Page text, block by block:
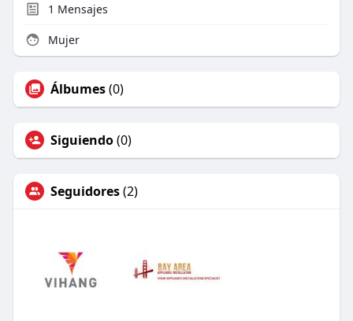
1 Mensajes
Mujer
Álbumes(0)
Siguiendo(0)
Seguidores(2)